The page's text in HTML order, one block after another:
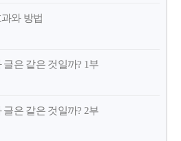
와 방법
글은 같은 것일까? 1부
글은 같은 것일까? 2부